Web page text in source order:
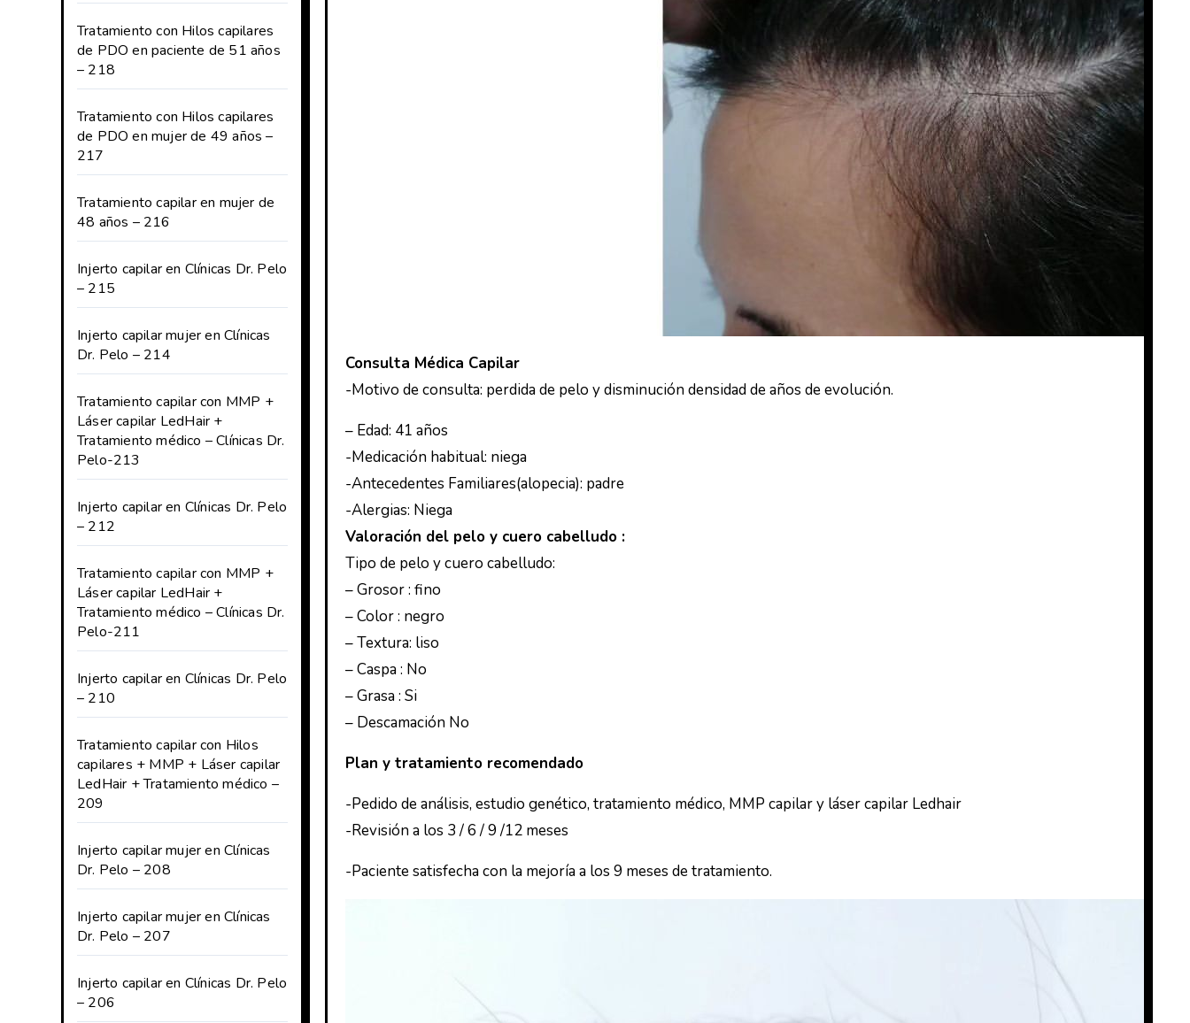
Tratamiento con Hilos capilares
de PDO en paciente de 51 años
– 218
Tratamiento con Hilos capilares
de PDO en mujer de 49 años –
217
Tratamiento capilar en mujer de
48 años – 216
Injerto capilar en Clínicas Dr. Pelo
– 215
Injerto capilar mujer en Clínicas
Dr. Pelo – 214
Tratamiento capilar con MMP +
Láser capilar LedHair +
Tratamiento médico – Clínicas Dr.
Pelo-213
Injerto capilar en Clínicas Dr. Pelo
– 212
Tratamiento capilar con MMP +
Láser capilar LedHair +
Tratamiento médico – Clínicas Dr.
Pelo-211
Injerto capilar en Clínicas Dr. Pelo
– 210
Tratamiento capilar con Hilos
capilares + MMP + Láser capilar
LedHair + Tratamiento médico –
209
Injerto capilar mujer en Clínicas
Dr. Pelo – 208
Injerto capilar mujer en Clínicas
Dr. Pelo – 207
Injerto capilar en Clínicas Dr. Pelo
– 206
Consulta Médica Capilar
-Motivo de consulta: perdida de pelo y disminución densidad de años de evolución.
– Edad: 41 años
-Medicación habitual: niega
-Antecedentes Familiares(alopecia): padre
-Alergias: Niega
Valoración del pelo y cuero cabelludo :
Tipo de pelo y cuero cabelludo:
– Grosor : fino
– Color : negro
– Textura: liso
– Caspa : No
– Grasa : Si
– Descamación No
Plan y tratamiento recomendado
-Pedido de análisis, estudio genético, tratamiento médico, MMP capilar y láser capilar Ledhair
-Revisión a los 3 / 6 / 9 /12 meses
-Paciente satisfecha con la mejoría a los 9 meses de tratamiento.